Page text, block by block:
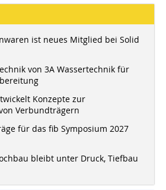
ist neues Mitglied bei Solid
von 3A Wassertechnik für
Konzepte zur
Verbundträgern
für das fib Symposium 2027
bleibt unter Druck, Tiefbau